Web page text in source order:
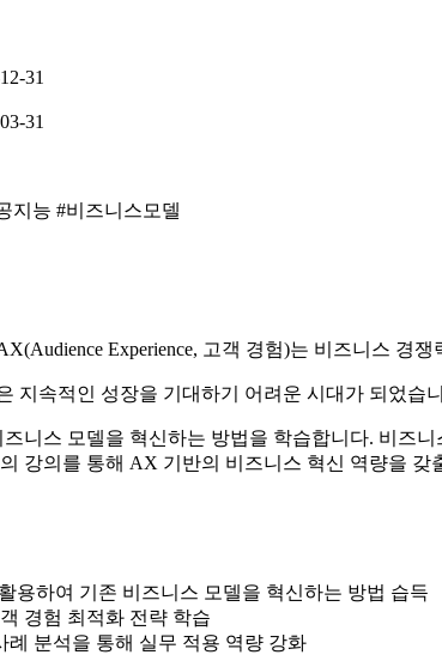
31
31
지능 #비즈니스모델
Experience, 고객 경험)는 비즈니스 경
지속적인 성장을 기대하기 어려운 시대가 되었습
니스 모델을 혁신하는 방법을 학습합니다. 비즈
강의를 통해 AX 기반의 비즈니스 혁신 역량을 갖
용하여 기존 비즈니스 모델을 혁신하는 방법 습득
경험 최적화 전략 학습
분석을 통해 실무 적용 역량 강화